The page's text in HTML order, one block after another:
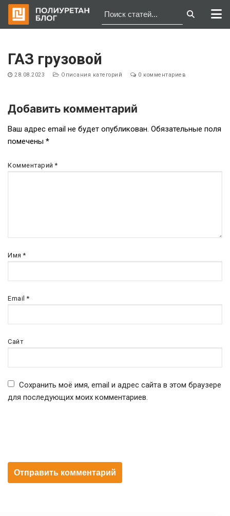
содержимому
ГАЗ грузовой
28.08.2023 Описания категорий 0 комментариев
Навигация
по
записям
Добавить комментарий
Ваш адрес email не будет опубликован. Обязательные поля
помечены *
Комментарий*
Имя*
Email*
Сайт
Сохранить моё имя, email и адрес сайта в этом браузере
для последующих моих комментариев.